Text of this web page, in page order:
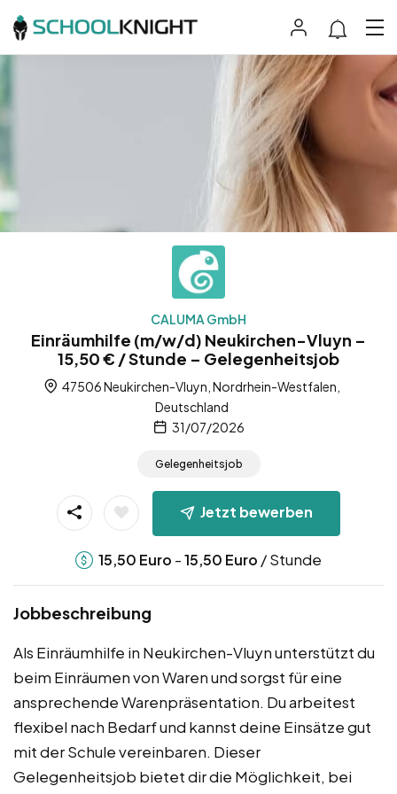
CALUMA GmbH
Einräumhilfe (m/w/d) Neukirchen-Vluyn –
15,50 € / Stunde – Gelegenheitsjob
47506 Neukirchen-Vluyn, Nordrhein-Westfalen,
Deutschland
31/07/2026
Gelegenheitsjob
Jetzt bewerben
15,50 Euro -15,50 Euro / Stunde
Jobbeschreibung
Als Einräumhilfe in Neukirchen-Vluyn unterstützt du
beim Einräumen von Waren und sorgst für eine
ansprechende Warenpräsentation. Du arbeitest
flexibel nach Bedarf und kannst deine Einsätze gut
mit der Schule vereinbaren. Dieser
Gelegenheitsjob bietet dir die Möglichkeit, bei